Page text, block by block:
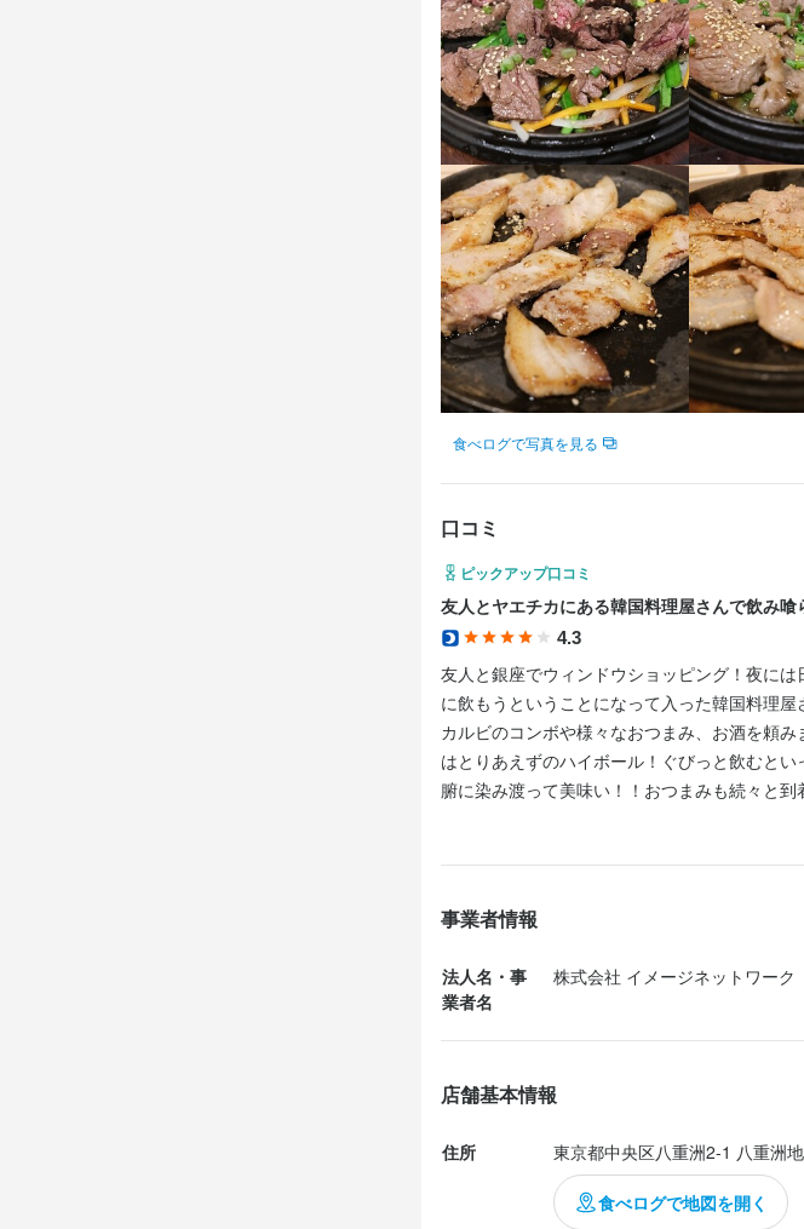
食べログで写真を見る
口コミ
ピックアップ口コミ
友人とヤエチカにある韓国料理屋さんで飲み喰
4.3
友人と銀座でウィンドウショッピング！夜に
に飲もうということになって入った韓国料理
カルビのコンボや様々なおつまみ、お酒を頼
はとりあえずのハイボール！ぐびっと飲むと
腑に染み渡って美味い！！おつまみも続々と
く食べたいと恥ずかしながらそればかり笑 程
肉をひとパクリ！！いや...
事業者情報
法人名・事
業者名
株式会社 イメージネットワーク
店舗基本情報
住所 東京都中央区八重洲2-1 八重洲
食べログで地図を開く